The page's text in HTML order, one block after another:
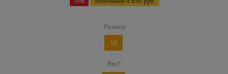
Размер
18
Вес1